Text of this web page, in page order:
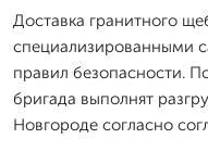
Доставка гранитного
специализированными
правил безопасности.
бригада выполнят
Новгороде согласно